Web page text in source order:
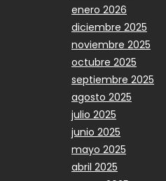
enero 2026
diciembre 2025
noviembre 2025
octubre 2025
septiembre 2025
agosto 2025
julio 2025
junio 2025
mayo 2025
abril 2025